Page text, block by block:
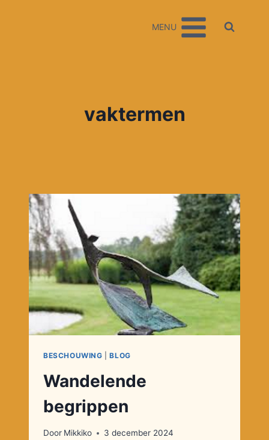
MENU
vaktermen
BESCHOUWING |BLOG
Wandelende
begrippen
Door Mikkiko 3 december 2024